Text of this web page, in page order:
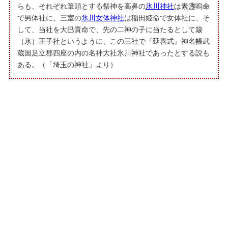
らも、それぞれ筆頭とする祭神を高鼻の氷川神社は素盞嗚命
で男体社に、三室の氷川女体神社は稲田姫命で女体社に、そ
して、当社を大巳貴命で、先の二神の子に当たるとして簸
（氷）王子社というように、この三社で『延喜式』神名帳武
蔵国足立郡四座の内の名神大社氷川神社であったとする説も
ある。（「埼玉の神社」より）